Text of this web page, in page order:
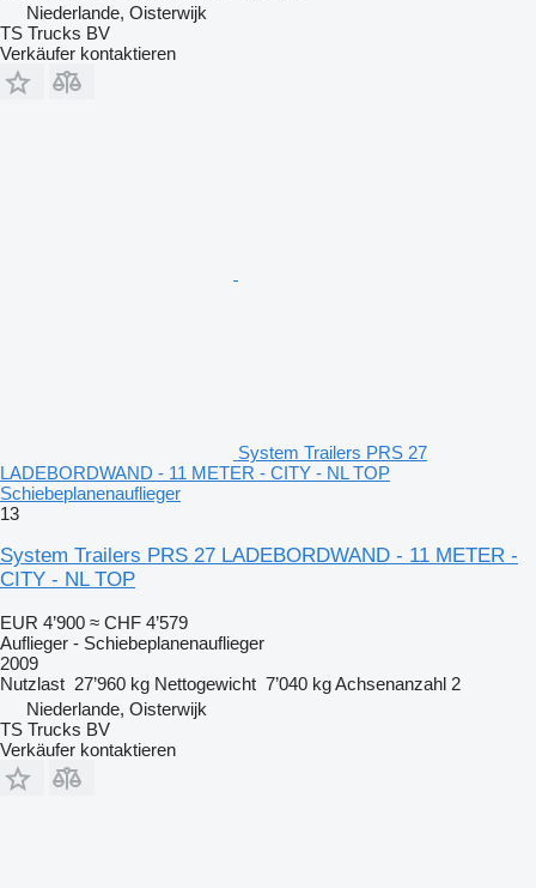
Niederlande, Oisterwijk
TS Trucks BV
Verkäufer kontaktieren
System Trailers PRS 27
LADEBORDWAND - 11 METER - CITY - NL TOP
Schiebeplanenauflieger
13
System Trailers PRS 27 LADEBORDWAND - 11 METER -
CITY - NL TOP
EUR 4’900 ≈ CHF 4’579
Auflieger - Schiebeplanenauflieger
2009
Nutzlast 27’960 kg Nettogewicht 7’040 kgAchsenanzahl 2
Niederlande, Oisterwijk
TS Trucks BV
Verkäufer kontaktieren